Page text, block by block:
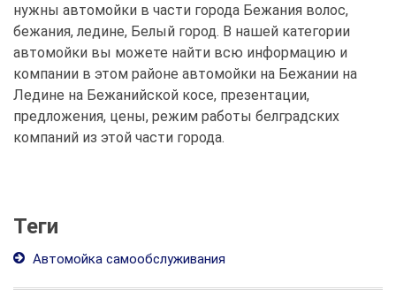
нужны автомойки в части города Бежания волос,
бежания, ледине, Белый город. В нашей категории
автомойки вы можете найти всю информацию и
компании в этом районе автомойки на Бежании на
Ледине на Бежанийской косе, презентации,
предложения, цены, режим работы белградских
компаний из этой части города.
Теги
Автомойка самообслуживания